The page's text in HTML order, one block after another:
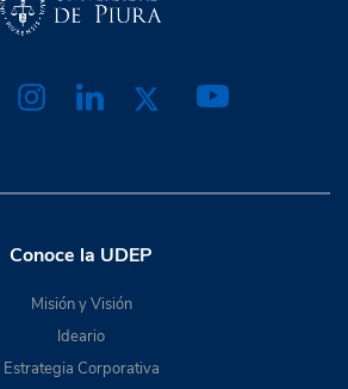
Conoce la UDEP
Misión y Visión
Ideario
Estrategia Corporativa